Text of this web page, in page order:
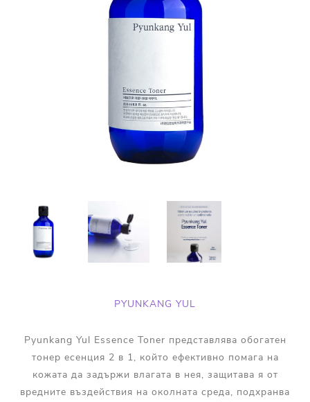
PYUNKANG YUL
Pyunkang Yul Essence Toner представлява обогатен
тонер есенция 2 в 1, който ефективно помага на
кожата да задържи влагата в нея, защитава я от
вредните въздействия на околната среда, подхранва